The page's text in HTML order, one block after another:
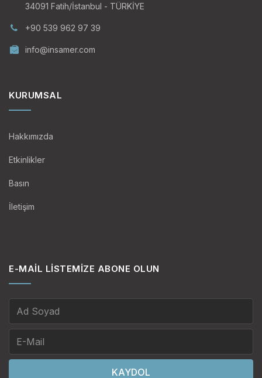
34091 Fatih/İstanbul - TÜRKİYE
+90 539 962 97 39
info@insamer.com
KURUMSAL
Hakkımızda
Etkinlikler
Basın
İletişim
E-MAIL LISTEMIZE ABONE OLUN
KAYDOL